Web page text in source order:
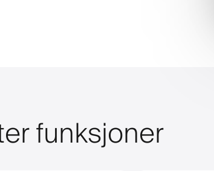
funksjoner